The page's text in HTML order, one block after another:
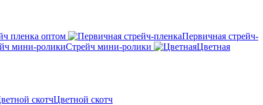
пленка оптом
Первичная стрейч-
Стрейч мини-ролики
Цветная
Цветной скотч